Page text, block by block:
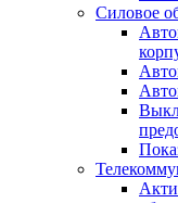
Силовое